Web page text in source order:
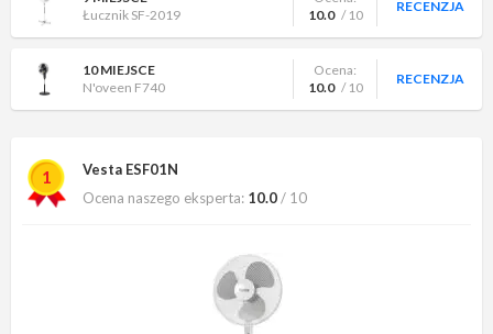
Łucznik SF-2019
10.0 / 10
RECENZJA
10 MIEJSCE
N'oveen F740
Ocena:
10.0 / 10
RECENZJA
1
Vesta ESF01N
Ocena naszego eksperta: 10.0/ 10